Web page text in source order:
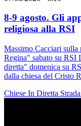
8-9 agosto. Gli
religiosa alla RSI
Massimo Cacciari sulla
Regina" sabato su RSI
diretta" domenica su
dalla chiesa del Cristo
Chiese In Diretta